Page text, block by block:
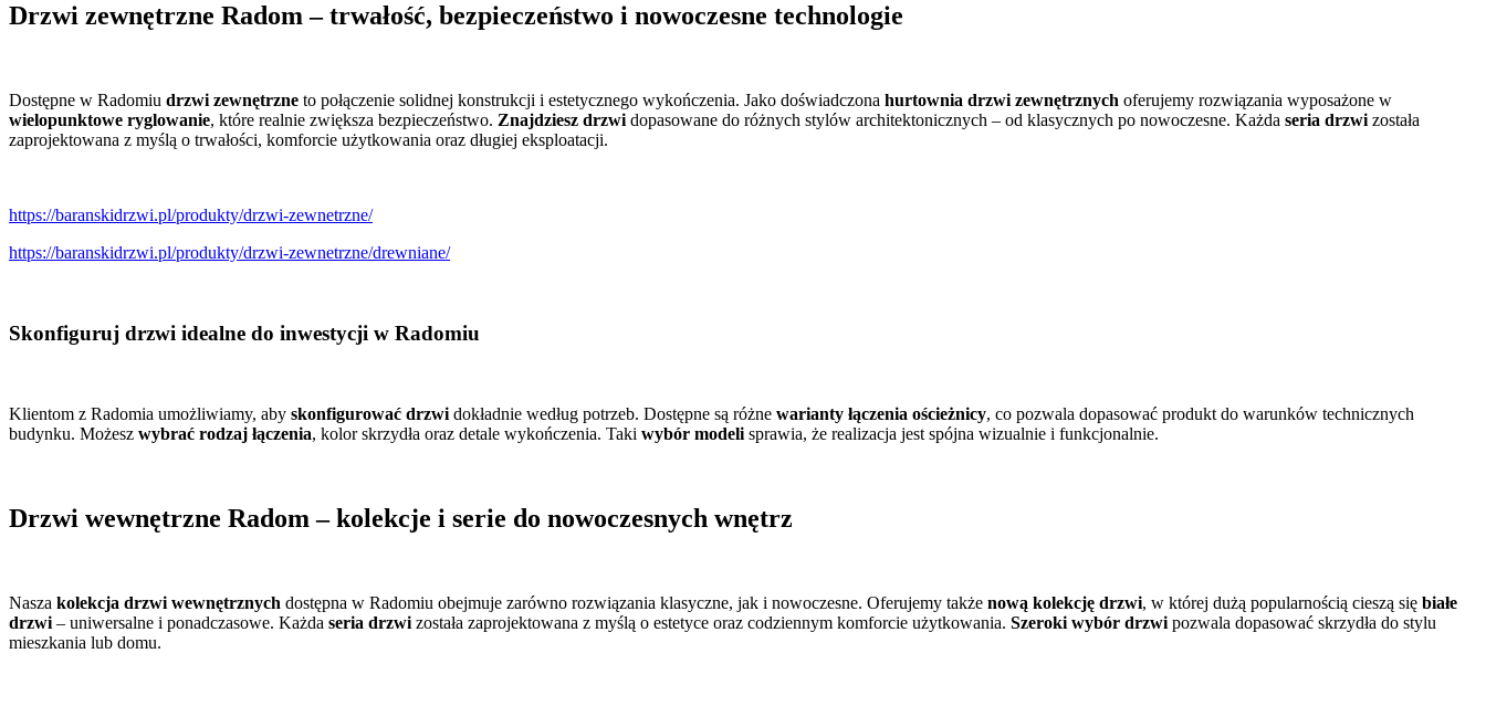
Drzwi zewnętrzne Radom – trwałość, bezpieczeństwo i nowoczesne technologie
Dostępne w Radomiu drzwi zewnętrzne to połączenie solidnej konstrukcji i estetycznego wykończenia. Jako doświadczona hurtownia drzwi zewnętrznych oferujemy rozwiązania wyposażone w
wielopunktowe ryglowanie, które realnie zwiększa bezpieczeństwo. Znajdziesz drzwi dopasowane do różnych stylów architektonicznych – od klasycznych po nowoczesne. Każda seria drzwi została
zaprojektowana z myślą o trwałości, komforcie użytkowania oraz długiej eksploatacji.
https://baranskidrzwi.pl/produkty/drzwi-zewnetrzne/
https://baranskidrzwi.pl/produkty/drzwi-zewnetrzne/drewniane/
Skonfiguruj drzwi idealne do inwestycji w Radomiu
Klientom z Radomia umożliwiamy, aby skonfigurować drzwi dokładnie według potrzeb. Dostępne są różne warianty łączenia ościeżnicy, co pozwala dopasować produkt do warunków technicznych
budynku. Możesz wybrać rodzaj łączenia, kolor skrzydła oraz detale wykończenia. Taki wybór modeli sprawia, że realizacja jest spójna wizualnie i funkcjonalnie.
Drzwi wewnętrzne Radom – kolekcje i serie do nowoczesnych wnętrz
Nasza kolekcja drzwi wewnętrznych dostępna w Radomiu obejmuje zarówno rozwiązania klasyczne, jak i nowoczesne. Oferujemy także nową kolekcję drzwi, w której dużą popularnością cieszą się białe
drzwi – uniwersalne i ponadczasowe. Każda seria drzwi została zaprojektowana z myślą o estetyce oraz codziennym komforcie użytkowania. Szeroki wybór drzwi pozwala dopasować skrzydła do stylu
mieszkania lub domu.